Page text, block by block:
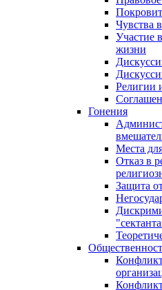
Чувства
Участие
жизни
Религии
Гонения
Места
Отказ в
Защита